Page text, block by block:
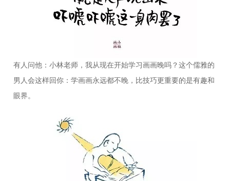
有人问他：小林老师，我从现在开始学习画画晚吗？这个儒雅的
男人会这样回你：学画画永远都不晚，比技巧更重要的是有趣和
眼界。